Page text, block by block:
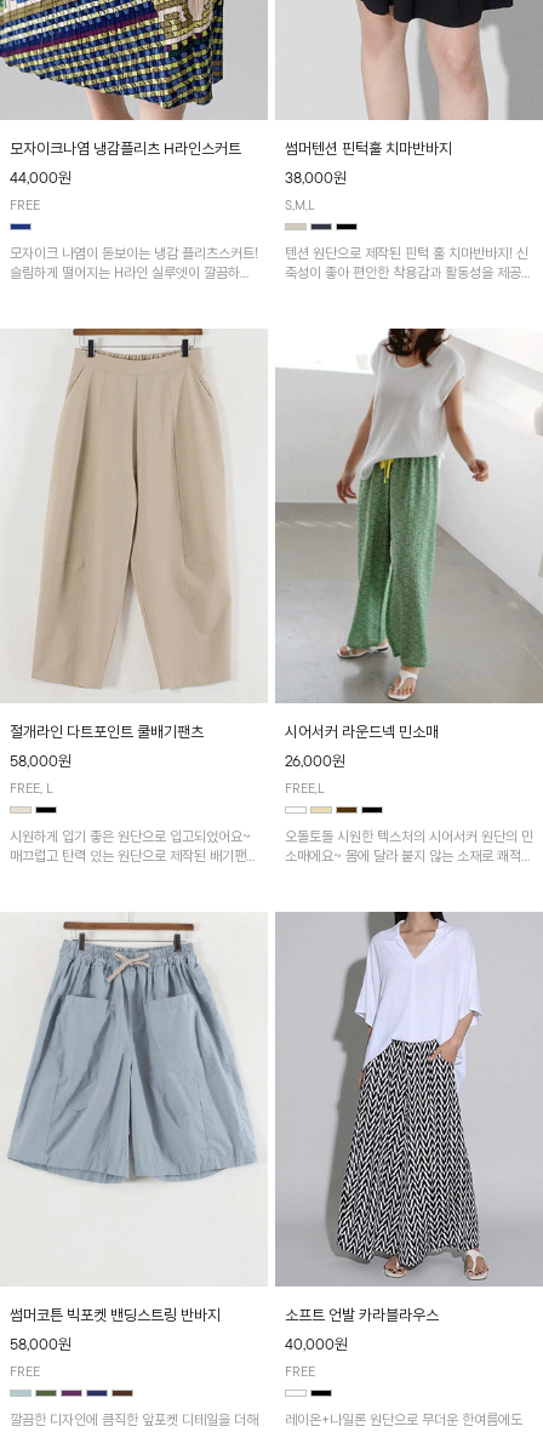
모자이크나염 냉감플리츠 H라인스커트
44,000원
FREE
모자이크 나염이 돋보이는 냉감 플리츠스커트!
슬림하게 떨어지는 H라인 실루엣이 깔끔하고
성을 더했어요~
썸머텐션 핀턱훌 치마반바지
38,000원
S,M,L
텐션 원단으로 제작된 핀턱 훌 치마반바지! 신
축성이 좋아 편안한 착용감과 활동성을 제공하
절개라인 다트포인트 쿨배기팬츠
58,000원
FREE, L
시원하게 입기 좋은 원단으로 입고되었어요~
매끄럽고 탄력 있는 원단으로 제작된 배기팬츠
시어서커 라운드넥 민소매
26,000원
FREE,L
오돌토돌 시원한 텍스처의 시어서커 원단의 민
소매에요~ 몸에 달라 붙지 않는 소재로 쾌적하
썸머코튼 빅포켓 밴딩스트링 반바지
58,000원
FREE
깔끔한 디자인에 큼직한 앞포켓 디테일을 더해
소프트 언발 카라블라우스
40,000원
FREE
레이온+나일론 원단으로 무더운 한여름에도